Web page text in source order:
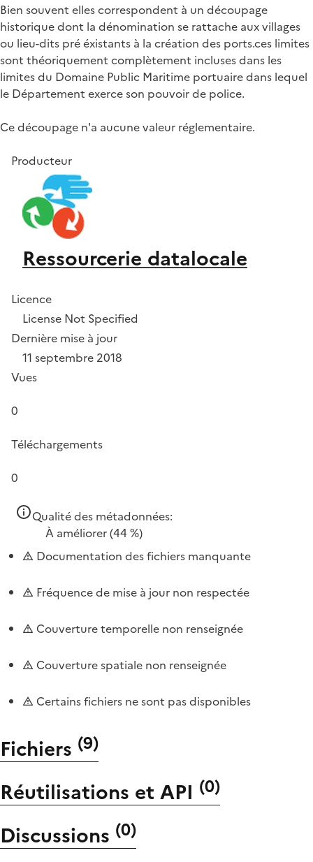
Bien souvent elles correspondent à un découpage
historique dont la dénomination se rattache aux villages
ou lieu-dits pré éxistants à la création des ports.ces limites
sont théoriquement complètement incluses dans les
limites du Domaine Public Maritime portuaire dans lequel
le Département exerce son pouvoir de police.
Ce découpage n'a aucune valeur réglementaire.
Producteur
Ressourcerie datalocale
Licence
License Not Specified
Dernière mise à jour
11 septembre 2018
Vues
0
Téléchargements
0
Qualité des métadonnées:
À améliorer(44 %)
Documentation des fichiers manquante
Fréquence de mise à jour non respectée
Couverture temporelle non renseignée
Couverture spatiale non renseignée
Certains fichiers ne sont pas disponibles
Fichiers (9)
Réutilisations et API (0)
Discussions (0)